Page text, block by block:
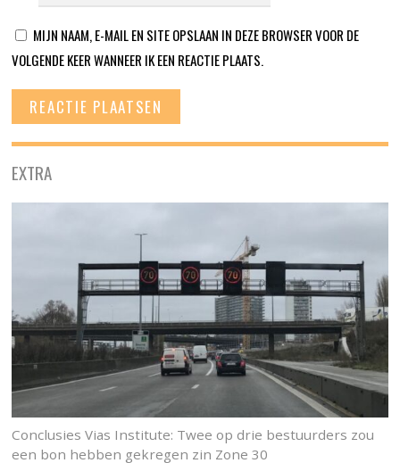
MIJN NAAM, E-MAIL EN SITE OPSLAAN IN DEZE BROWSER VOOR DE
VOLGENDE KEER WANNEER IK EEN REACTIE PLAATS.
EXTRA
Conclusies Vias Institute: Twee op drie bestuurders zou
een bon hebben gekregen zin Zone 30